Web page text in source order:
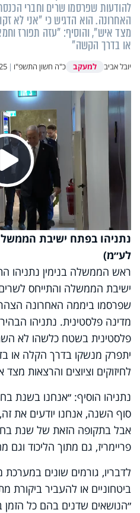
להודעות שפרסמו שרים וחברי
האחרונה. הוא הדגיש כי "אני לא
מצד איש", והוסיף: "עזה תפורז
או בדרך הקשה"
יובל אביב למעקב כ"ה חשון התשפ"ו |
Play
Video
נתניהו בפתח ישיבת
לע״מ)
ראש הממשלה בנימין נתניהו
ישיבת הממשלה והתייחס
שפרסמו ביממה האחרונה
מדינה פלסטינית. נתניהו
פלסטינית בשטח כלשהו לא
יתפרק מנשקו בדרך הקלה או
לחיזוקים וציוצים והרצאות מצד
נתניהו הוסיף: ״אנחנו בשנת
סוף השנה, אנחנו יודעים את
אבל בתקופה הזאת של שנת
פריימריז, גם מתוך הליכוד וגם
לדבריו, גורמים שונים
ביטחוניים או להעביר ביקורת
״הנושאים שדנים בהם כל